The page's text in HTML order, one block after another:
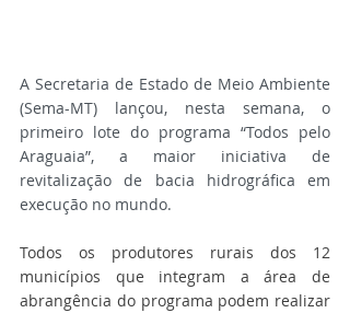
A Secretaria de Estado de Meio Ambiente
(Sema-MT) lançou, nesta semana, o
primeiro lote do programa “Todos pelo
Araguaia”, a maior iniciativa de
revitalização de bacia hidrográfica em
execução no mundo.
Todos os produtores rurais dos 12
municípios que integram a área de
abrangência do programa podem realizar